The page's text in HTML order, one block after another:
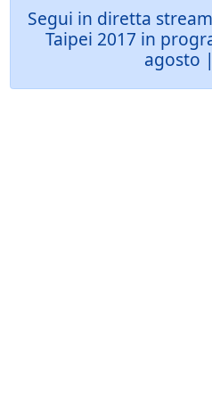
Segui in diretta
Taipei 2017 in
agosto